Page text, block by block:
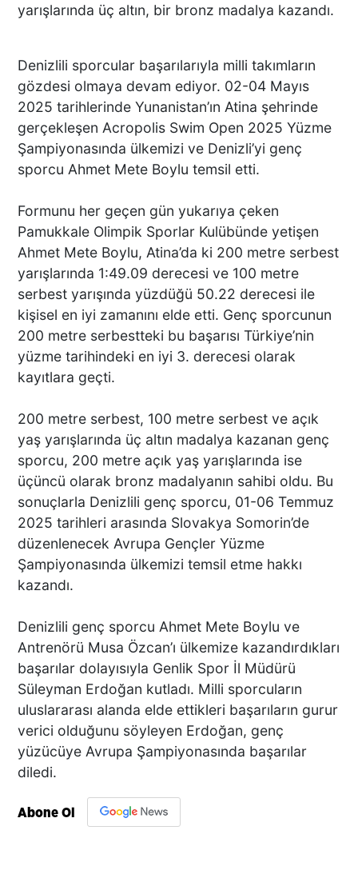
yarışlarında üç altın, bir bronz madalya kazandı.
Denizlili sporcular başarılarıyla milli takımların
gözdesi olmaya devam ediyor. 02-04 Mayıs
2025 tarihlerinde Yunanistan’ın Atina şehrinde
gerçekleşen Acropolis Swim Open 2025 Yüzme
Şampiyonasında ülkemizi ve Denizli’yi genç
sporcu Ahmet Mete Boylu temsil etti.
Formunu her geçen gün yukarıya çeken
Pamukkale Olimpik Sporlar Kulübünde yetişen
Ahmet Mete Boylu, Atina’da ki 200 metre serbest
yarışlarında 1:49.09 derecesi ve 100 metre
serbest yarışında yüzdüğü 50.22 derecesi ile
kişisel en iyi zamanını elde etti. Genç sporcunun
200 metre serbestteki bu başarısı Türkiye’nin
yüzme tarihindeki en iyi 3. derecesi olarak
kayıtlara geçti.
200 metre serbest, 100 metre serbest ve açık
yaş yarışlarında üç altın madalya kazanan genç
sporcu, 200 metre açık yaş yarışlarında ise
üçüncü olarak bronz madalyanın sahibi oldu. Bu
sonuçlarla Denizlili genç sporcu, 01-06 Temmuz
2025 tarihleri arasında Slovakya Somorin’de
düzenlenecek Avrupa Gençler Yüzme
Şampiyonasında ülkemizi temsil etme hakkı
kazandı.
Denizlili genç sporcu Ahmet Mete Boylu ve
Antrenörü Musa Özcan’ı ülkemize kazandırdıkları
başarılar dolayısıyla Genlik Spor İl Müdürü
Süleyman Erdoğan kutladı. Milli sporcuların
uluslararası alanda elde ettikleri başarıların gurur
verici olduğunu söyleyen Erdoğan, genç
yüzücüye Avrupa Şampiyonasında başarılar
diledi.
Abone Ol